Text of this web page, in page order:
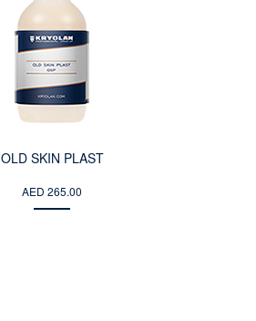
OLD SKIN PLAST
AED 265.00